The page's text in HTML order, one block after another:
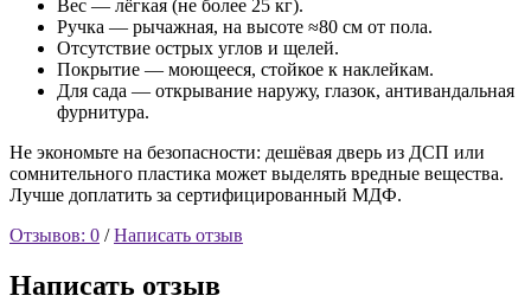
Вес — лёгкая (не более 25 кг).
Ручка — рычажная, на высоте ≈80 см от пола.
Отсутствие острых углов и щелей.
Покрытие — моющееся, стойкое к наклейкам.
Для сада — открывание наружу, глазок, антивандальная
фурнитура.
Не экономьте на безопасности: дешёвая дверь из ДСП или
сомнительного пластика может выделять вредные вещества.
Лучше доплатить за сертифицированный МДФ.
Отзывов: 0 /Написать отзыв
Написать отзыв